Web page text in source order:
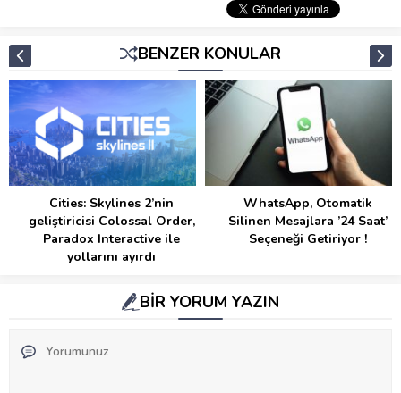
BENZER KONULAR
Cities: Skylines 2’nin
geliştiricisi Colossal Order,
Paradox Interactive ile
yollarını ayırdı
WhatsApp, Otomatik
Silinen Mesajlara ’24 Saat’
Seçeneği Getiriyor !
BİR YORUM YAZIN